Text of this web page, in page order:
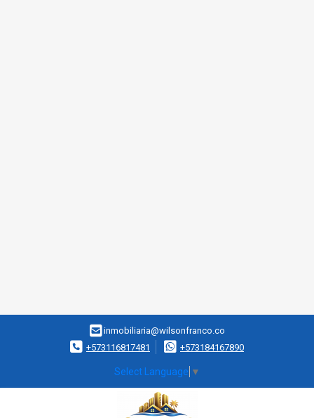
inmobiliaria@wilsonfranco.co
+573116817481
+573184167890
Select Language ▼